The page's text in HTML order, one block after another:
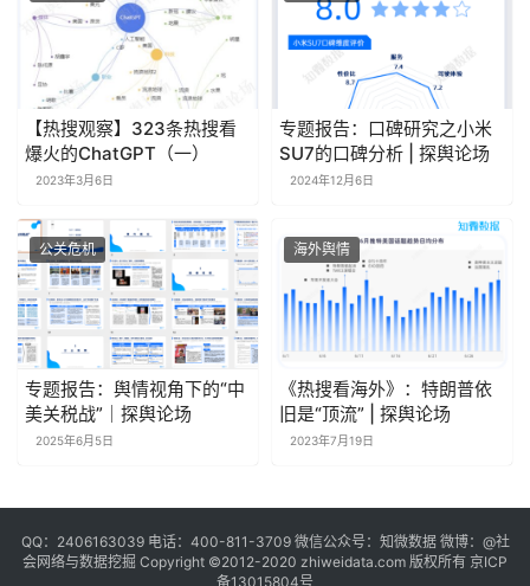
【热搜观察】323条热搜看
爆火的ChatGPT（一）
2023年3月6日
专题报告：口碑研究之小米
SU7的口碑分析 | 探舆论场
2024年12月6日
公关危机
专题报告：舆情视角下的“中
美关税战”｜探舆论场
2025年6月5日
海外舆情
《热搜看海外》：特朗普依
旧是“顶流” | 探舆论场
2023年7月19日
QQ：2406163039 电话：400-811-3709 微信公众号：知微数据 微博： @社
会网络与数据挖掘 Copyright ©2012-2020 zhiweidata.com 版权所有 京ICP
备13015804号